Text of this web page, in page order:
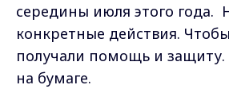
середины июля этого года.
конкретные действия.
получали помощь и защиту.
на бумаге.